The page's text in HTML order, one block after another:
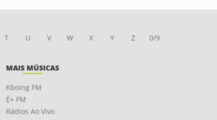
T U V W X Y Z 0/9
MAIS MÚSICAS
Kboing FM
É+ FM
Rádios Ao Vivo